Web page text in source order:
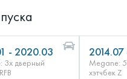
- 2020.03
3х дверный
Megane:
хэтчбек Z